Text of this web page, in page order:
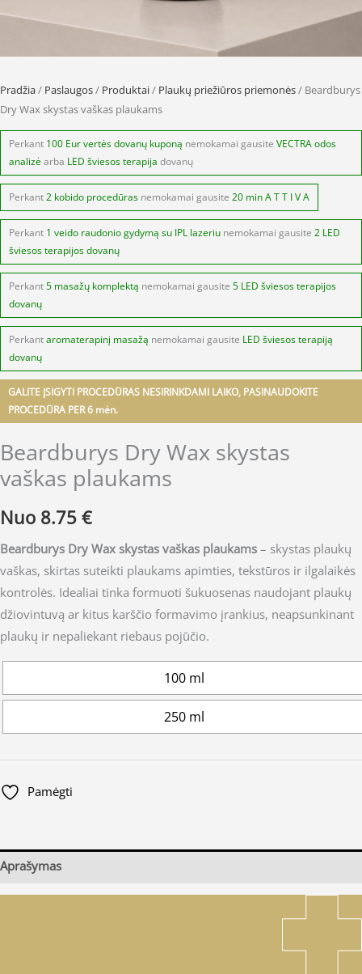
Pradžia/ Paslaugos/ Produktai/ Plaukų priežiūros priemonės/ Beardburys
Dry Wax skystas vaškas plaukams
Perkant 100 Eur vertės dovanų kuponą nemokamai gausite VECTRA odos
analizė arba LED šviesos terapija dovanų
Perkant2 kobido procedūras nemokamai gausite 20 min A T T I V A
Perkant 1 veido raudonio gydymą su IPL lazeriu nemokamai gausite 2 LED
šviesos terapijos dovanų
Perkant5 masažų komplektą nemokamai gausite 5 LED šviesos terapijos
dovanų
Perkantaromaterapinį masažą nemokamai gausite LED šviesos terapiją
dovanų
GALITE ĮSIGYTI PROCEDŪRAS NESIRINKDAMI LAIKO, PASINAUDOKITE
PROCEDŪRA PER 6 mėn.
Beardburys Dry Wax skystas
vaškas plaukams
Nuo 8.75 €
Beardburys Dry Wax skystas vaškas plaukams – skystas plaukų
vaškas, skirtas suteikti plaukams apimties, tekstūros ir ilgalaikės
kontrolės. Idealiai tinka formuoti šukuosenas naudojant plaukų
džiovintuvą ar kitus karščio formavimo įrankius, neapsunkinant
plaukų ir nepaliekant riebaus pojūčio.
100 ml
250 ml
Pamėgti
Aprašymas